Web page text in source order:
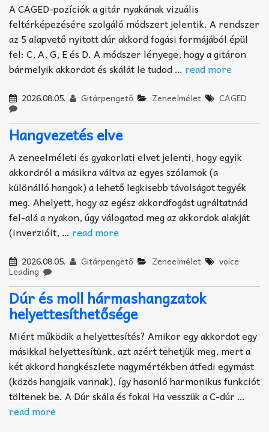
A CAGED-pozíciók a gitár nyakának vizuális
feltérképezésére szolgáló módszert jelentik. A rendszer
az 5 alapvető nyitott dúr akkord fogási formájából épül
fel: C, A, G, E és D. A módszer lényege, hogy a gitáron
bármelyik akkordot és skálát le tudod … read more
2026.08.05. Gitárpengető Zeneelmélet CAGED
Hangvezetés elve
A zeneelméleti és gyakorlati elvet jelenti, hogy egyik
akkordról a másikra váltva az egyes szólamok (a
különálló hangok) a lehető legkisebb távolságot tegyék
meg. Ahelyett, hogy az egész akkordfogást ugráltatnád
fel-alá a nyakon, úgy válogatod meg az akkordok alakját
(inverzióit, … read more
2026.08.05. Gitárpengető Zeneelmélet voice
Leading
Dúr és moll hármashangzatok
helyettesíthetősége
Miért működik a helyettesítés? Amikor egy akkordot egy
másikkal helyettesítünk, azt azért tehetjük meg, mert a
két akkord hangkészlete nagymértékben átfedi egymást
(közös hangjaik vannak), így hasonló harmonikus funkciót
töltenek be. A Dúr skála és fokai Ha vesszük a C-dúr …
read more